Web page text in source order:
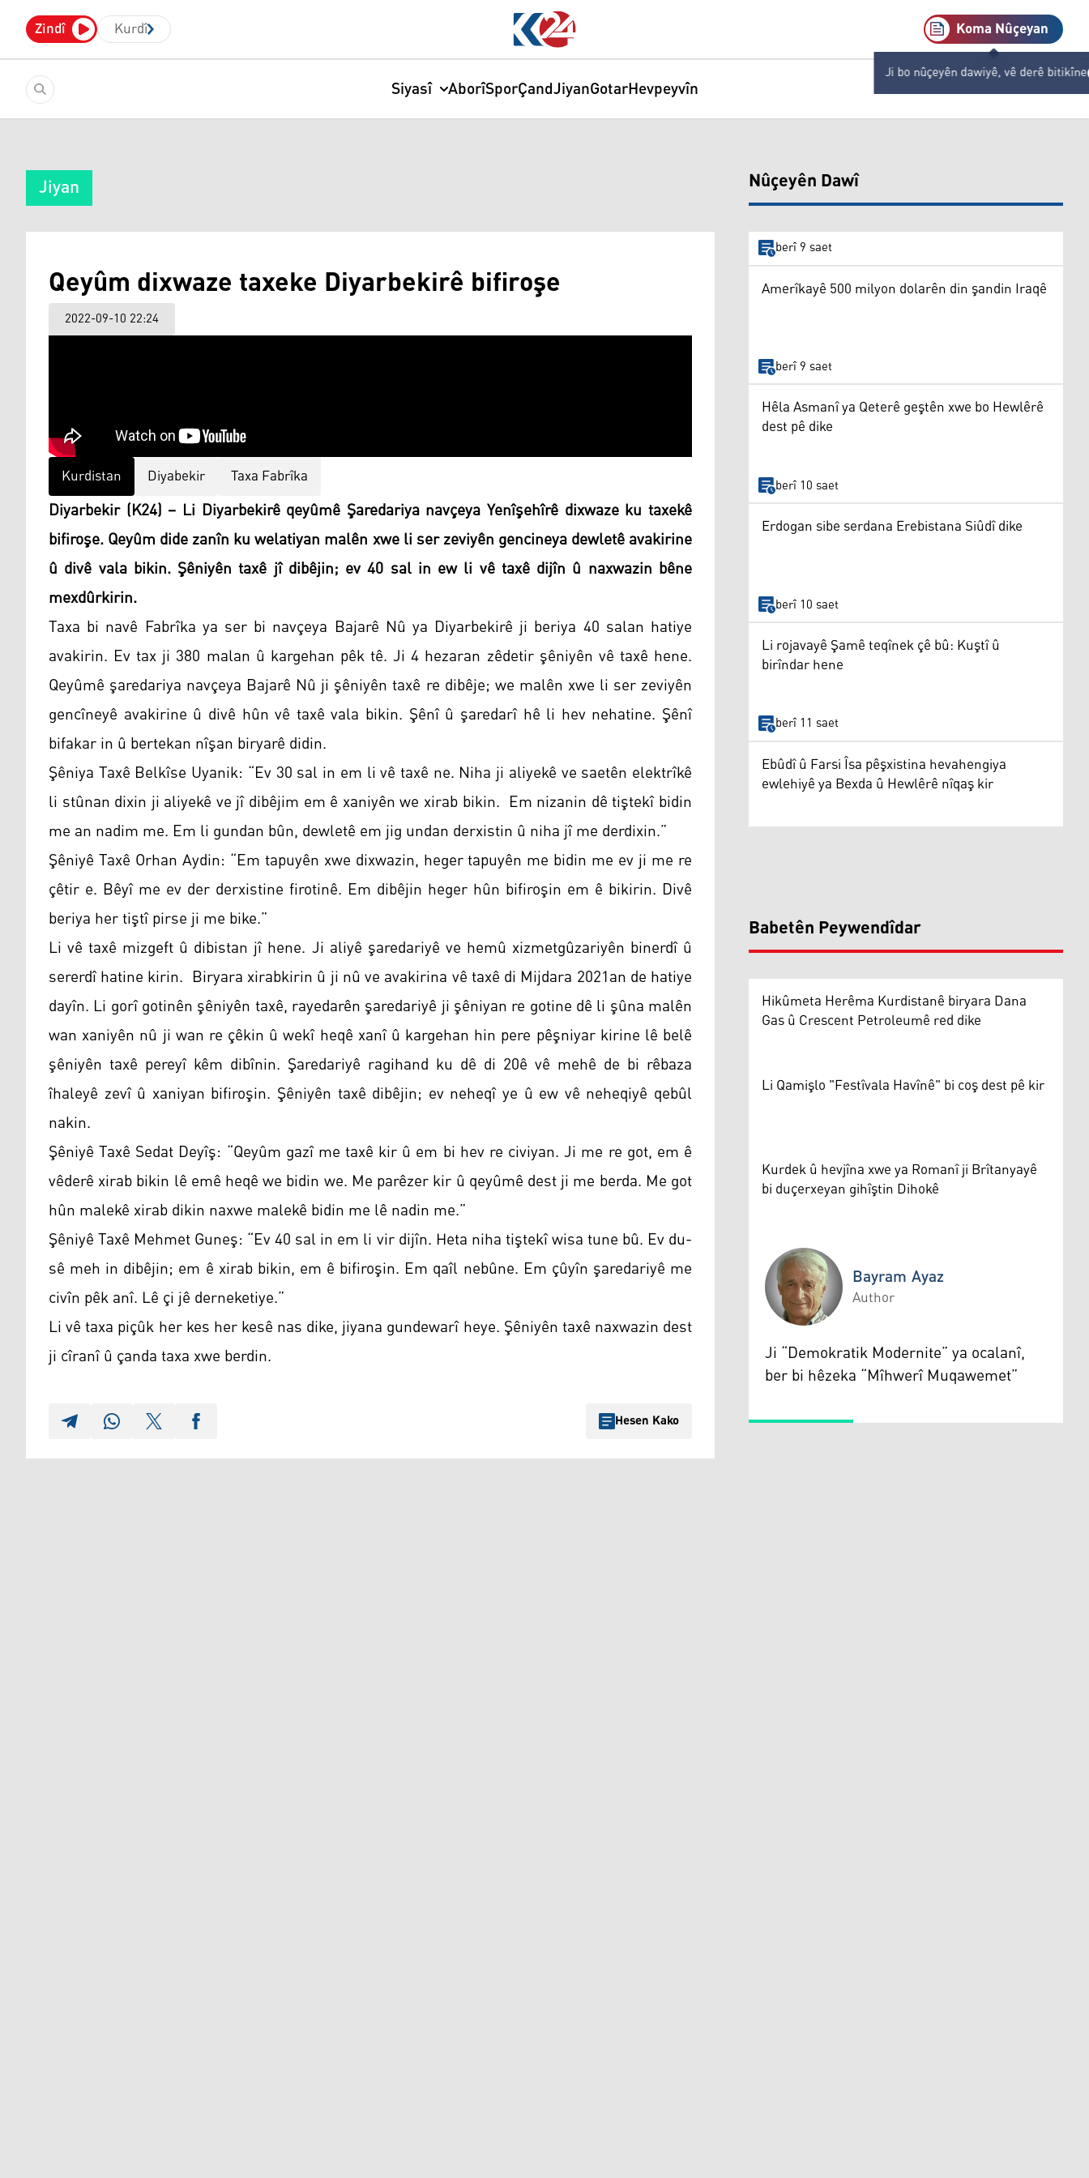
Zindî Kurdî Koma Nûçeyan
Ji bo nûçeyên dawiyê, vê derê bitikîne
Siyasî AborîSporÇandJiyanGotarHevpeyvîn
Jiyan
Qeyûm dixwaze taxeke Diyarbekirê bifiroşe
2022-09-10 22:24
Kurdistan Diyabekir Taxa Fabrîka
Diyarbekir (K24) – Li Diyarbekirê qeyûmê Şaredariya navçeya Yenîşehîrê dixwaze ku taxekê
bifiroşe. Qeyûm dide zanîn ku welatiyan malên xwe li ser zeviyên gencineya dewletê avakirine
û divê vala bikin. Şêniyên taxê jî dibêjin; ev 40 sal in ew li vê taxê dijîn û naxwazin bêne
mexdûrkirin.
Taxa bi navê Fabrîka ya ser bi navçeya Bajarê Nû ya Diyarbekirê ji beriya 40 salan hatiye
avakirin. Ev tax ji 380 malan û kargehan pêk tê. Ji 4 hezaran zêdetir şêniyên vê taxê hene.
Qeyûmê şaredariya navçeya Bajarê Nû ji şêniyên taxê re dibêje; we malên xwe li ser zeviyên
gencîneyê avakirine û divê hûn vê taxê vala bikin. Şênî û şaredarî hê li hev nehatine. Şênî
bifakar in û bertekan nîşan biryarê didin.
Şêniya Taxê Belkîse Uyanik: “Ev 30 sal in em li vê taxê ne. Niha ji aliyekê ve saetên elektrîkê
li stûnan dixin ji aliyekê ve jî dibêjim em ê xaniyên we xirab bikin. Em nizanin dê tiştekî bidin
me an nadim me. Em li gundan bûn, dewletê em jig undan derxistin û niha jî me derdixin.”
Şêniyê Taxê Orhan Aydin: “Em tapuyên xwe dixwazin, heger tapuyên me bidin me ev ji me re
çêtir e. Bêyî me ev der derxistine firotinê. Em dibêjin heger hûn bifiroşin em ê bikirin. Divê
beriya her tiştî pirse ji me bike.”
Li vê taxê mizgeft û dibistan jî hene. Ji aliyê şaredariyê ve hemû xizmetgûzariyên binerdî û
sererdî hatine kirin. Biryara xirabkirin û ji nû ve avakirina vê taxê di Mijdara 2021an de hatiye
dayîn. Li gorî gotinên şêniyên taxê, rayedarên şaredariyê ji şêniyan re gotine dê li şûna malên
wan xaniyên nû ji wan re çêkin û wekî heqê xanî û kargehan hin pere pêşniyar kirine lê belê
şêniyên taxê pereyî kêm dibînin. Şaredariyê ragihand ku dê di 20ê vê mehê de bi rêbaza
îhaleyê zevî û xaniyan bifiroşin. Şêniyên taxê dibêjin; ev neheqî ye û ew vê neheqiyê qebûl
nakin.
Şêniyê Taxê Sedat Deyîş: “Qeyûm gazî me taxê kir û em bi hev re civiyan. Ji me re got, em ê
vêderê xirab bikin lê emê heqê we bidin we. Me parêzer kir û qeyûmê dest ji me berda. Me got
hûn malekê xirab dikin naxwe malekê bidin me lê nadin me.”
Şêniyê Taxê Mehmet Guneş: “Ev 40 sal in em li vir dijîn. Heta niha tiştekî wisa tune bû. Ev du-
sê meh in dibêjin; em ê xirab bikin, em ê bifiroşin. Em qaîl nebûne. Em çûyîn şaredariyê me
civîn pêk anî. Lê çi jê derneketiye.”
Li vê taxa piçûk her kes her kesê nas dike, jiyana gundewarî heye. Şêniyên taxê naxwazin dest
ji cîranî û çanda taxa xwe berdin.
Hesen Kako
Nûçeyên Dawî
berî 9 saet
Amerîkayê 500 milyon dolarên din şandin Iraqê
berî 9 saet
Hêla Asmanî ya Qeterê geştên xwe bo Hewlêrê
dest pê dike
berî 10 saet
Erdogan sibe serdana Erebistana Siûdî dike
berî 10 saet
Li rojavayê Şamê teqînek çê bû: Kuştî û
birîndar hene
berî 11 saet
Ebûdî û Farsi Îsa pêşxistina hevahengiya
ewlehiyê ya Bexda û Hewlêrê nîqaş kir
Babetên Peywendîdar
Hikûmeta Herêma Kurdistanê biryara Dana
Gas û Crescent Petroleumê red dike
Li Qamişlo "Festîvala Havînê" bi coş dest pê kir
Kurdek û hevjîna xwe ya Romanî ji Brîtanyayê
bi duçerxeyan gihîştin Dihokê
Bayram Ayaz
Bayram Ayaz
Author
Ji “Demokratik Modernite” ya ocalanî,
ber bi hêzeka “Mîhwerî Muqawemet”